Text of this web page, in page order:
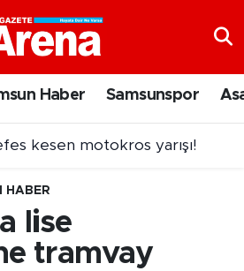
Haber Samsunspor
kesen motokros yarışı!
HABER
lise
tramvay
Vakitleri
Durumu ve Fikstür